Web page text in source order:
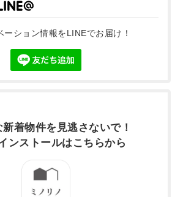
ーション情報をLINEでお届け！
新着物件を 見逃さないで！
ンストールはこちらから